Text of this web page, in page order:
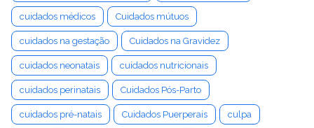
cuidados médicos Cuidados mútuos
cuidados na gestação Cuidados na Gravidez
cuidados neonatais cuidados nutricionais
cuidados perinatais Cuidados Pós-Parto
cuidados pré-natais Cuidados Puerperais culpa